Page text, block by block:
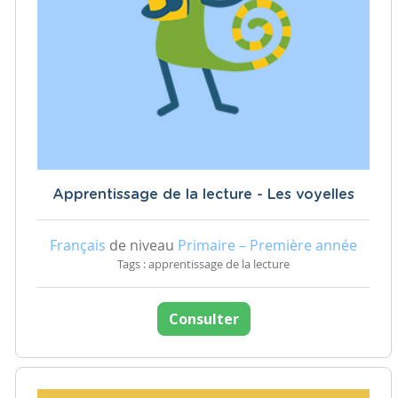
Apprentissage de la lecture - Les voyelles
Français de niveau Primaire – Première année
Tags : apprentissage de la lecture
Consulter